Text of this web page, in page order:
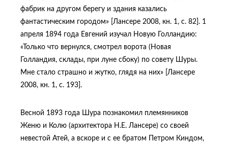
фабрик на другом берегу и здания казались
фантастическим городом» [Лансере 2008, кн. 1, с. 82]. 1
апреля 1894 года Евгений изучал Новую Голландию:
«Только что вернулся, смотрел ворота (Новая
Голландия, склады, при луне сбоку) по совету Шуры.
Мне стало страшно и жутко, глядя на них» [Лансере
2008, кн. 1, с. 193].
Весной 1893 года Шура познакомил племянников
Женю и Колю (архитектора Н.Е. Лансере) со своей
невестой Атей, а вскоре и с ее братом Петром Киндом,